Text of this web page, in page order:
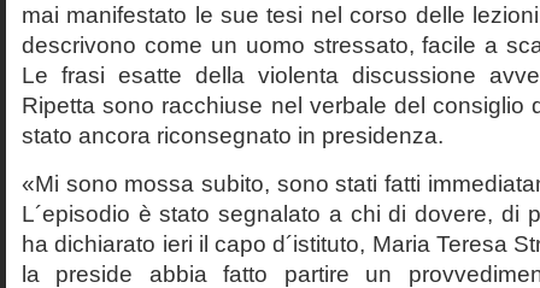
mai manifestato le sue tesi nel corso delle
descrivono come un uomo stressato, facile a
Le frasi esatte della violenta discussione
Ripetta sono racchiuse nel verbale del consiglio
stato ancora riconsegnato in presidenza.
«Mi sono mossa subito, sono stati fatti
L´episodio è stato segnalato a chi di dovere, di
ha dichiarato ieri il capo d´istituto, Maria Teresa
la preside abbia fatto partire un